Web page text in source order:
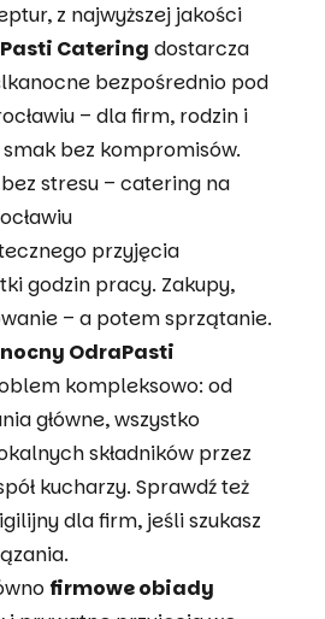
z najwyższej jakości
Catering dostarcza
bezpośrednio pod
– dla firm, rodzin i
bez kompromisów.
stresu – catering na
przyjęcia
godzin pracy. Zakupy,
– a potem sprzątanie.
OdraPasti
kompleksowo: od
główne, wszystko
składników przez
kucharzy. Sprawdź też
dla firm, jeśli szukasz
firmowe obiady